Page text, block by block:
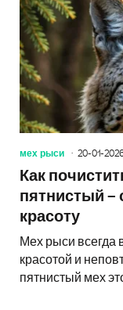
мех рыси 20-01-
Как
пятнистый –
красоту
Мех рыси всегда
красотой и
пятнистый мех